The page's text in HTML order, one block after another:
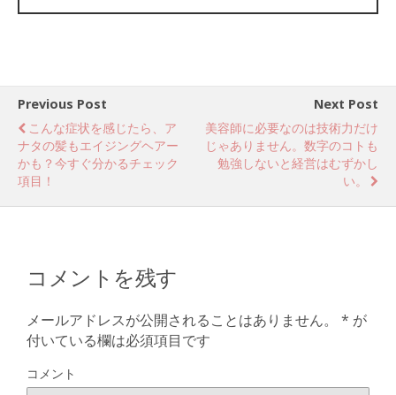
Previous Post
こんな症状を感じたら、ア
ナタの髪もエイジングヘアー
かも？今すぐ分かるチェック
項目！
Next Post
美容師に必要なのは技術力だけ
じゃありません。数字のコトも
勉強しないと経営はむずかし
い。
コメントを残す
メールアドレスが公開されることはありません。 * が
付いている欄は必須項目です
コメント